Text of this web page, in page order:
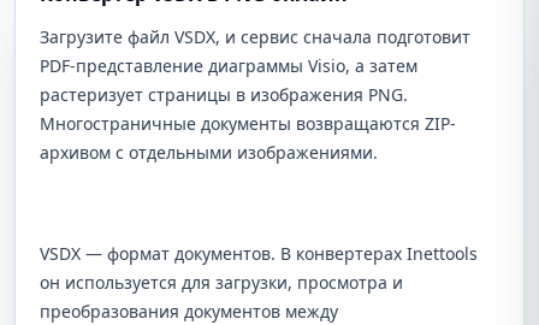
Загрузите файл VSDX, и сервис сначала подготовит
PDF-представление диаграммы Visio, а затем
растеризует страницы в изображения PNG.
Многостраничные документы возвращаются ZIP-
архивом с отдельными изображениями.
VSDX — формат документов. В конвертерах Inettools
он используется для загрузки, просмотра и
преобразования документов между